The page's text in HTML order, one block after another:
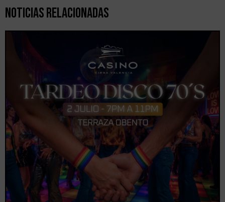
Noticias Relacionadas